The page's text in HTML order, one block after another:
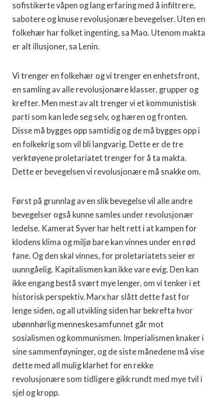
sofistikerte våpen og lang erfaring med å infiltrere,
sabotere og knuse revolusjonære bevegelser. Uten en
folkehær har folket ingenting, sa Mao. Utenom makta
er alt illusjoner, sa Lenin.
Vi trenger en folkehær og vi trenger en enhetsfront,
en samling av alle revolusjonære klasser, grupper og
krefter. Men mest av alt trenger vi et kommunistisk
parti som kan lede seg selv, og hæren og fronten.
Disse må bygges opp samtidig og de må bygges opp i
en folkekrig som vil bli langvarig. Dette er de tre
verktøyene proletariatet trenger for å ta makta.
Dette er bevegelsen vi revolusjonære må snakke om.
Først på grunnlag av en slik bevegelse vil alle andre
bevegelser også kunne samles under revolusjonær
ledelse. Kamerat Syver har helt rett i at kampen for
klodens klima og miljø bare kan vinnes under en rød
fane. Og den skal vinnes, for proletariatets seier er
uunngåelig. Kapitalismen kan ikke vare evig. Den kan
ikke engang bestå svært mye lenger, om vi tenker i et
historisk perspektiv. Marx har slått dette fast for
lenge siden, og all utvikling siden har bekrefta hvor
ubønnhørlig menneskesamfunnet går mot
sosialismen og kommunismen. Imperialismen knaker i
sine sammenføyninger, og de siste månedene må vise
dette med all mulig klarhet for en rekke
revolusjonære som tidligere gikk rundt med mye tvil i
sjel og kropp.